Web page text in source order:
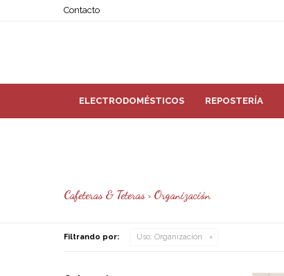
ELECTRODOMÉSTICOS REPOSTERÍA
Contacto
Cafeteras & Teteras > Organización
Filtrando por: Uso: Organización